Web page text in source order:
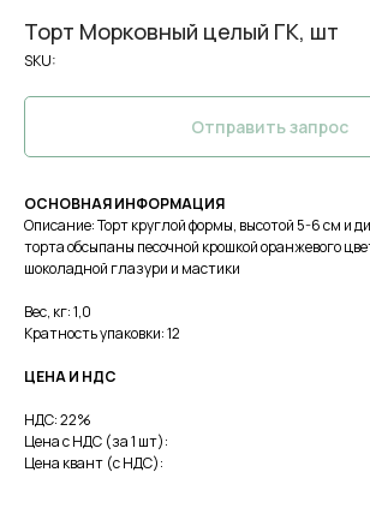
Торт Морковный целый ГК, шт
SKU:
Отправить запрос
ОСНОВНАЯ ИНФОРМАЦИЯ
Описание: Торт круглой формы, высотой 5-6 см и
торта обсыпаны песочной крошкой оранжевого
шоколадной глазури и мастики
Вес, кг: 1,0
Кратность упаковки: 12
ЦЕНА И НДС
НДС: 22%
Цена с НДС (за 1 шт):
Цена квант (с НДС):